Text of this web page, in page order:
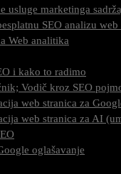
usluge marketinga
SEO analizu web
Web analitika
i kako to radimo
Vodič kroz SEO
web stranica za
web stranica za AI
oglašavanje